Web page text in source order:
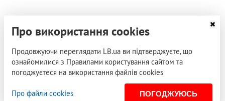
Про використання cookies
Продовжуючи переглядати LB.ua ви підтверджуєте, що
ознайомилися з Правилами користування сайтом та
погоджуєтеся на використання файлів cookies
Про файли cookies ПОГОДЖУЮСЬ